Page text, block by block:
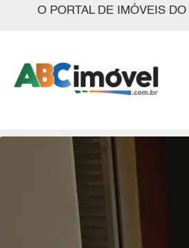
O PORTAL DE IMÓVEIS DO